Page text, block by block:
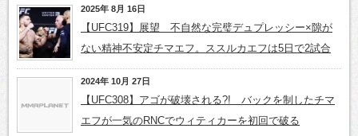
2025年 8月 16日
【UFC319】展望 不自然な完璧デュプレッシー×隙が
ない精神不安定チマエフ。ススルカエフは5日で2試合
2024年 10月 27日
【UFC308】アゴが破壊される?! バックを制したチマ
エフが一気のRNCでウィティカーを初回で破る